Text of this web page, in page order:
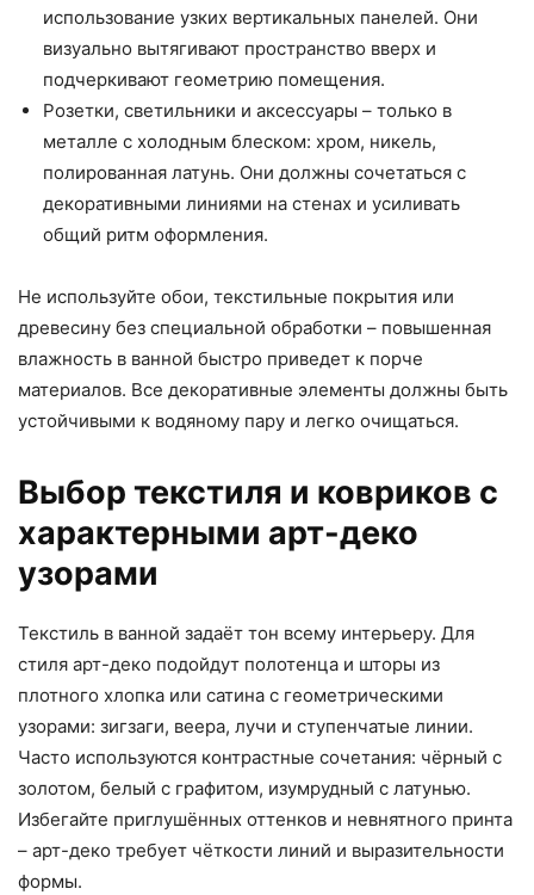
использование узких вертикальных панелей. Они
визуально вытягивают пространство вверх и
подчеркивают геометрию помещения.
Розетки, светильники и аксессуары – только в
металле с холодным блеском: хром, никель,
полированная латунь. Они должны сочетаться с
декоративными линиями на стенах и усиливать
общий ритм оформления.
Не используйте обои, текстильные покрытия или
древесину без специальной обработки – повышенная
влажность в ванной быстро приведет к порче
материалов. Все декоративные элементы должны быть
устойчивыми к водяному пару и легко очищаться.
Выбор текстиля и ковриков с
характерными арт-деко
узорами
Текстиль в ванной задаёт тон всему интерьеру. Для
стиля арт-деко подойдут полотенца и шторы из
плотного хлопка или сатина с геометрическими
узорами: зигзаги, веера, лучи и ступенчатые линии.
Часто используются контрастные сочетания: чёрный с
золотом, белый с графитом, изумрудный с латунью.
Избегайте приглушённых оттенков и невнятного принта
– арт-деко требует чёткости линий и выразительности
формы.